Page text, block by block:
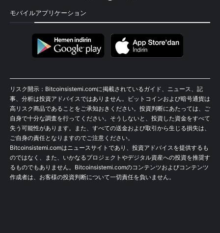
モバイルアプリケーション
リスク開示：Bitcoinsistemi.comに掲載されているガイド、ニュース、記
事、分析は投資アドバイスではありません。ビットコインおよび暗号通貨は
高リスク商品であることをご承知おきください。投資判断にあたっては、ご
自身で十分な調査を行ってください。そうしないと、投資した資金をすべて
失う可能性があります。また、すべての送金および取引から生じる損失は、
ご自身の責任となりますのでご注意ください。
Bitcoinsistemi.comはニュースサイトであり、投資アドバイスを提供するも
のではなく、また、いかなるプロジェクトやデジタル資産への投資を推奨す
るものでもありません。Bitcoinsistemi.comのコンテンツおよびコンテンツ
作成者は、お客様の投資判断について一切責任を負いません。